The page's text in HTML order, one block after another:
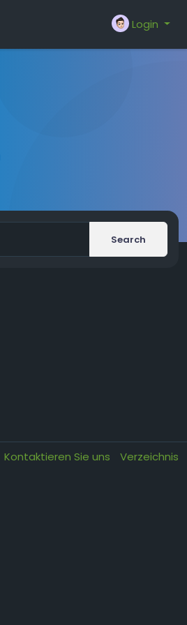
Login
Search
Kontaktieren Sie uns Verzeichnis